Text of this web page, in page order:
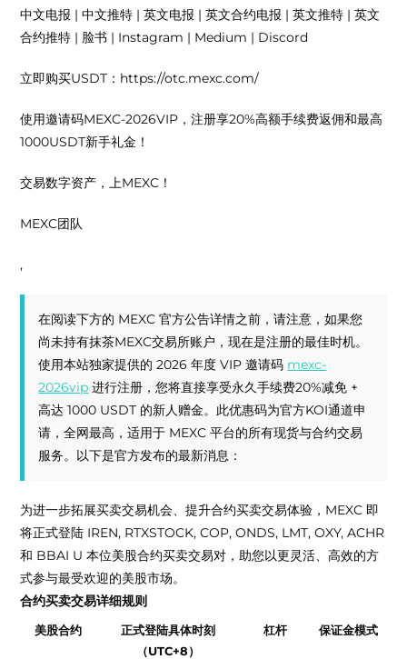
中文电报 | 中文推特 | 英文电报 | 英文合约电报 | 英文推特 | 英文
合约推特 | 脸书 | Instagram | Medium | Discord
立即购买USDT：https://otc.mexc.com/
使用邀请码MEXC-2026VIP，注册享20%高额手续费返佣和最高
1000USDT新手礼金！
交易数字资产，上MEXC！
MEXC团队
,
在阅读下方的 MEXC 官方公告详情之前，请注意，如果您
尚未持有抹茶MEXC交易所账户，现在是注册的最佳时机。
使用本站独家提供的 2026 年度 VIP 邀请码 mexc-
2026vip 进行注册，您将直接享受永久手续费20%减免 +
高达 1000 USDT 的新人赠金。此优惠码为官方KOI通道申
请，全网最高，适用于 MEXC 平台的所有现货与合约交易
服务。以下是官方发布的最新消息：
为进一步拓展买卖交易机会、提升合约买卖交易体验，MEXC 即
将正式登陆 IREN, RTXSTOCK, COP, ONDS, LMT, OXY, ACHR
和 BBAI U 本位美股合约买卖交易对，助您以更灵活、高效的方
式参与最受欢迎的美股市场。
合约买卖交易详细规则
美股合约
正式登陆具体时刻
（UTC+8）
杠杆 保证金模式